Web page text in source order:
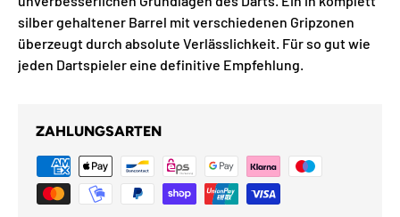
silber gehaltener Barrel mit verschiedenen Gripzonen
überzeugt durch absolute Verlässlichkeit. Für so gut wie
jeden Dartspieler eine definitive Empfehlung.
ZAHLUNGSARTEN